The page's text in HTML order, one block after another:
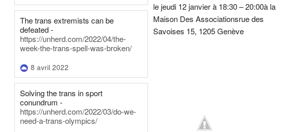
The trans extremists can be
defeated -
https://unherd.com/2022/04/the-
week-the-trans-spell-was-broken/
8 avril 2022
Solving the trans in sport
conundrum -
https://unherd.com/2022/03/do-we-
need-a-trans-olympics/
le jeudi 12 janvier à 18:30 – 20:00à la
Maison Des Associationsrue des
Savoises 15, 1205 Genève